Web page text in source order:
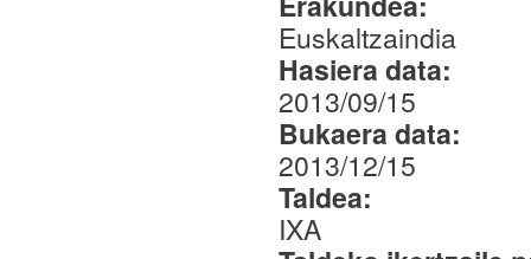
Euskaltzaindia
Hasiera data:
2013/09/15
Bukaera data:
2013/12/15
Taldea:
IXA